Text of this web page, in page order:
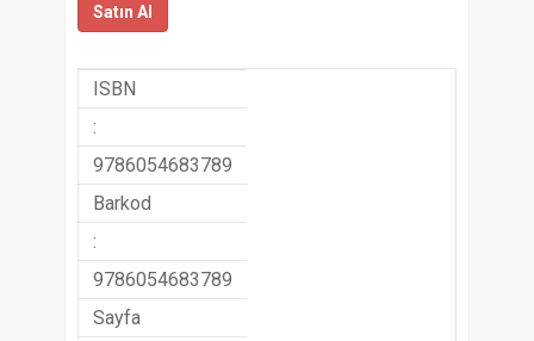
Satın Al
ISBN
:
9786054683789
Barkod
:
9786054683789
Sayfa